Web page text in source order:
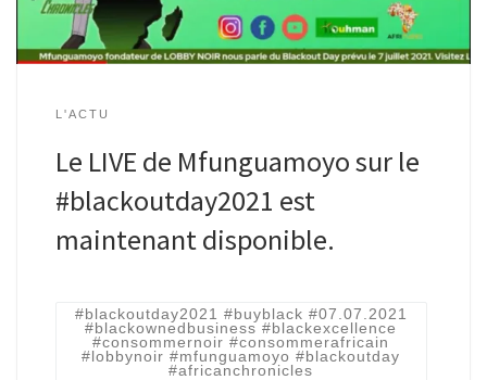
L'ACTU
Le LIVE de Mfunguamoyo sur le
#blackoutday2021 est
maintenant disponible.
#blackoutday2021 #buyblack #07.07.2021
#blackownedbusiness #blackexcellence
#consommernoir #consommerafricain
#lobbynoir #mfunguamoyo #blackoutday
#africanchronicles